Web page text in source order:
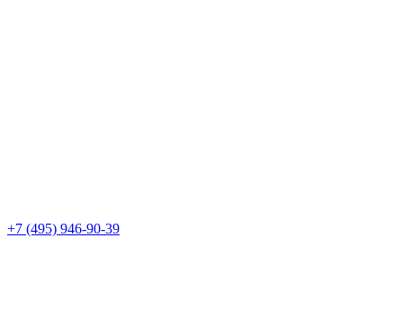
+7 (495) 946-90-39